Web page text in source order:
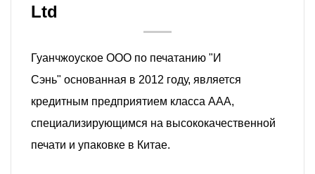
Ltd
Гуанчжоуское ООО по печатанию "И
Сэнь" основанная в 2012 году, является
кредитным предприятием класса ААА,
специализирующимся на высококачественной
печати и упаковке в Китае.